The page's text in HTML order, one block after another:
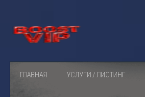
ГЛАВНАЯ УСЛУГИ / ЛИСТИНГ